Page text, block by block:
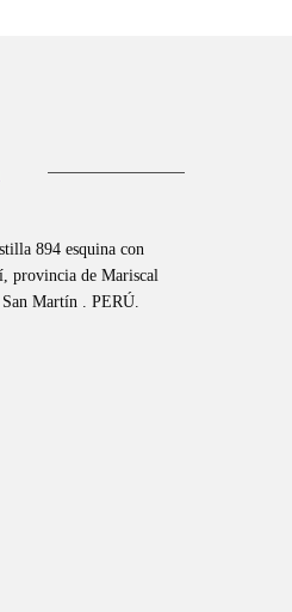
894 esquina con
provincia de Mariscal
San Martín . PERÚ.